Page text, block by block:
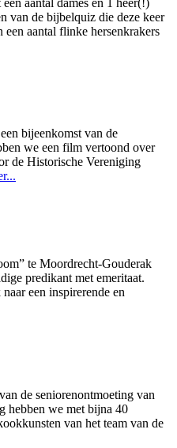
aantal dames en 1 heer(!)
van de bijbelquiz die deze keer
aantal flinke hersenkrakers
bijeenkomst van de
we een film vertoond over
de Historische Vereniging
te Moordrecht-Gouderak
predikant met emeritaat.
een inspirerende en
de seniorenontmoeting van
hebben we met bijna 40
van het team van de